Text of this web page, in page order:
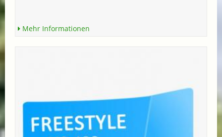
Mehr Informationen